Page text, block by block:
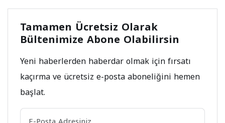
Tamamen Ücretsiz Olarak
Bültenimize Abone Olabilirsin
Yeni haberlerden haberdar olmak için fırsatı
kaçırma ve ücretsiz e-posta aboneliğini hemen
başlat.